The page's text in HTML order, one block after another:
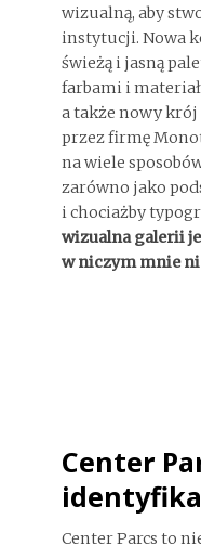
wizualną, aby
instytucji. Nowa
świeżą i jasną
farbami i
a także nowy krój
przez firmę
na wiele
zarówno jako
i chociażby
wizualna galerii
w niczym mnie
Center
Center Parcs to